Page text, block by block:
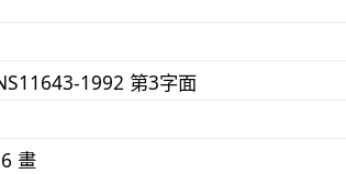
1992 第3字面
畫